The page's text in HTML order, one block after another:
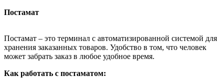
Постамат
Постамат – это терминал с автоматизированной системой для
хранения заказанных товаров. Удобство в том, что человек
может забрать заказ в любое удобное время.
Как работать с постаматом: